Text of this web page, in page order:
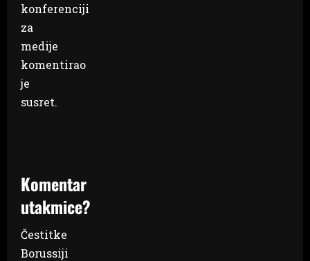
konferenciji
za
medije
komentirao
je
susret.
Komentar
utakmice?
Čestitke
Borussiji